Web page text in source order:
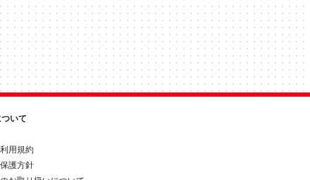
いて
用規約
護方針